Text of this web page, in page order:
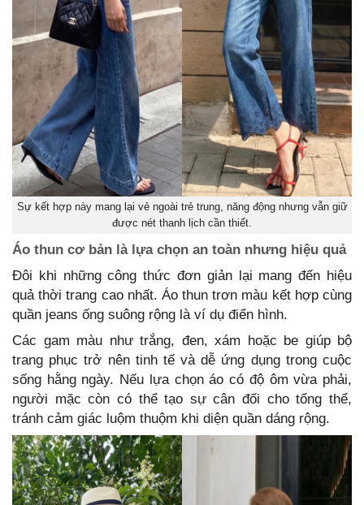
Sự kết hợp này mang lại vẻ ngoài trẻ trung, năng động nhưng vẫn giữ
được nét thanh lịch cần thiết.
Áo thun cơ bản là lựa chọn an toàn nhưng hiệu quả
Đôi khi những công thức đơn giản lại mang đến hiệu
quả thời trang cao nhất. Áo thun trơn màu kết hợp cùng
quần jeans ống suông rộng là ví dụ điển hình.
Các gam màu như trắng, đen, xám hoặc be giúp bộ
trang phục trở nên tinh tế và dễ ứng dụng trong cuộc
sống hằng ngày. Nếu lựa chọn áo có độ ôm vừa phải,
người mặc còn có thể tạo sự cân đối cho tổng thể,
tránh cảm giác luộm thuộm khi diện quần dáng rộng.